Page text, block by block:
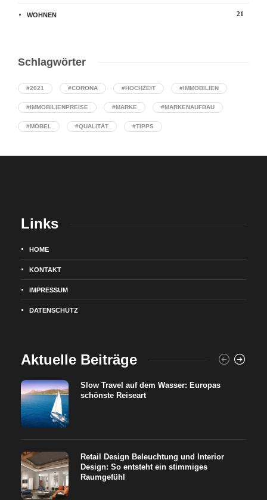
WOHNEN 21
Schlagwörter
#2021 #CORONA #HOCHZEIT #IMMOBILIEN
#IMMOBILIENPREISE #MARKE #MARKENAUFBAU
#MÖBEL #QUALITÄT #TIPPS
Links
HOME
KONTAKT
IMPRESSUM
DATENSCHUTZ
Aktuelle Beiträge
Slow Travel auf dem Wasser: Europas
schönste Reiseart
Retail Design Beleuchtung und Interior
Design: So entsteht ein stimmiges
Raumgefühl